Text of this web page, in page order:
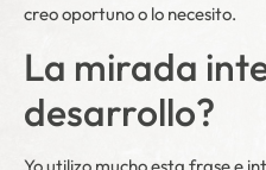
creo oportuno o lo necesito.
La mirada
desarrollo?